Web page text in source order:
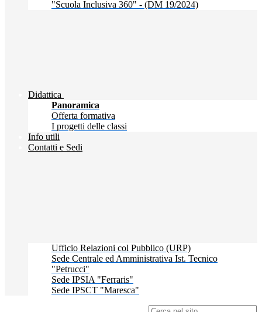
"Scuola Inclusiva 360" - (DM 19/2024)
Didattica
Panoramica
Offerta formativa
I progetti delle classi
Info utili
Contatti e Sedi
Ufficio Relazioni col Pubblico (URP)
Sede Centrale ed Amministrativa Ist. Tecnico
"Petrucci"
Sede IPSIA "Ferraris"
Sede IPSCT "Maresca"